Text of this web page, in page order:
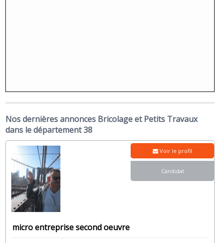
Nos dernières annonces Bricolage et Petits Travaux
dans le département 38
micro entreprise second oeuvre
Voir le profil
Candidat